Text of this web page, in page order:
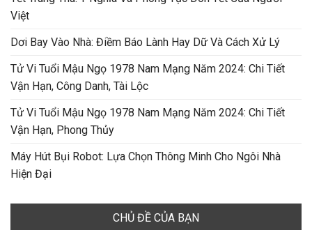
Việt
Dơi Bay Vào Nhà: Điềm Báo Lành Hay Dữ Và Cách Xử Lý
Tử Vi Tuổi Mậu Ngọ 1978 Nam Mạng Năm 2024: Chi Tiết
Vận Hạn, Công Danh, Tài Lộc
Tử Vi Tuổi Mậu Ngọ 1978 Nam Mạng Năm 2024: Chi Tiết
Vận Hạn, Phong Thủy
Máy Hút Bụi Robot: Lựa Chọn Thông Minh Cho Ngôi Nhà
Hiện Đại
CHỦ ĐỀ CỦA BẠN